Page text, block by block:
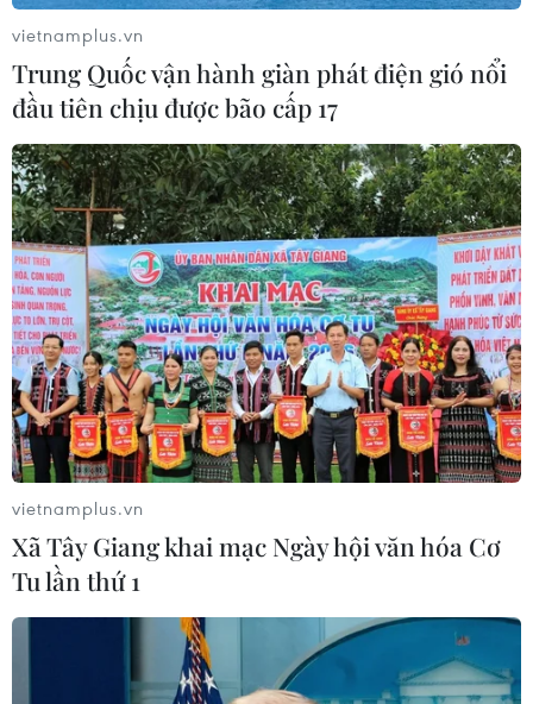
Theo dõi VietnamPlus
Mua bán, tàng trữ, sử dụng ma túy
Sắp mở phiên tòa xét xử chuyên án ma túy liên
quan đến 4 tiếp viên hàng không
Lào Cai triệt phá hai vụ án ma túy, bắt giữ
nhiều đối tượng
Cà Mau: “Lá chắn thép” phòng ngừa ma túy
nơi cửa biển
Thành lập Ban Chỉ đạo TW Chương trình mục
tiêu quốc gia phòng, chống ma túy
Nghệ An: Triệt phá chuyên án ma túy lớn, thu
vietnamplus.vn
Trung Quốc vận hành giàn phát điện gió nổi
đầu tiên chịu được bão cấp 17
vietnamplus.vn
Xã Tây Giang khai mạc Ngày hội văn hóa Cơ
Tu lần thứ 1